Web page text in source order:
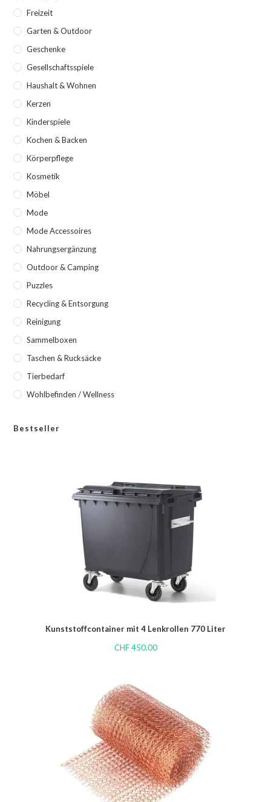
Freizeit
Garten & Outdoor
Geschenke
Gesellschaftsspiele
Haushalt & Wohnen
Kerzen
Kinderspiele
Kochen & Backen
Körperpflege
Kosmetik
Möbel
Mode
Mode Accessoires
Nahrungsergänzung
Outdoor & Camping
Puzzles
Recycling & Entsorgung
Reinigung
Sammelboxen
Taschen & Rucksäcke
Tierbedarf
Wohlbefinden / Wellness
Bestseller
Kunststoffcontainer mit 4 Lenkrollen 770 Liter
CHF450.00